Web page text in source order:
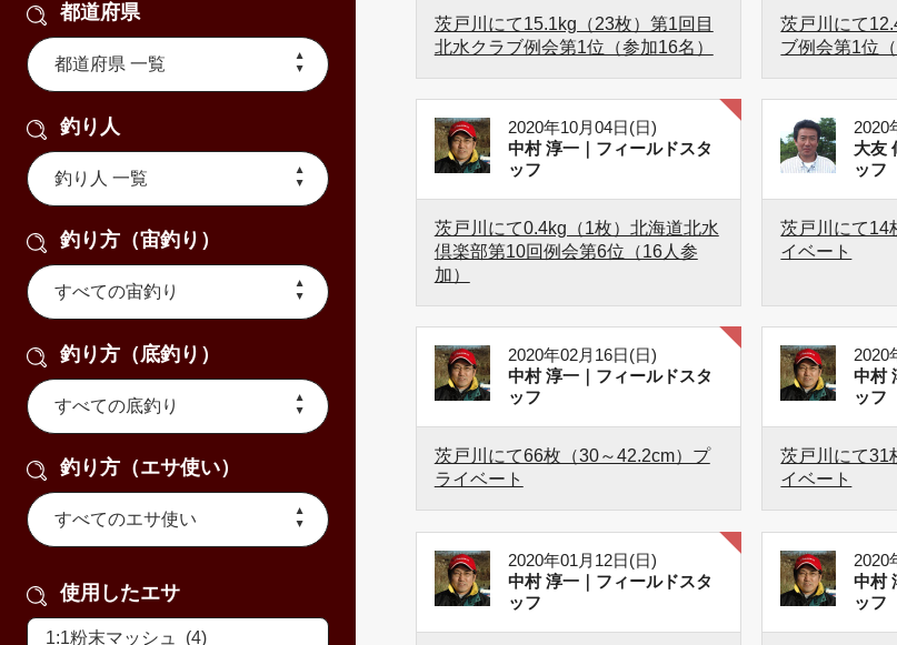
都道府県
釣り人
釣り方（宙釣り）
釣り方（底釣り）
釣り方（エサ使い）
使用したエサ
茨戸川にて15.1kg（23枚）第1回目
北水クラブ例会第1位（参加16名）
茨戸川にて
ブ例会第1位
2020年10月04日(日)
中村 淳一｜フィールドスタ
ッフ
茨戸川にて0.4kg（1枚）北海道北水
倶楽部第10回例会第6位（16人参
加）
2020
大友
ッフ
茨戸川にて14
イベート
2020年02月16日(日)
中村 淳一｜フィールドスタ
ッフ
茨戸川にて66枚（30～42.2cm）プ
ライベート
2020
中村
ッフ
茨戸川にて31
イベート
2020年01月12日(日)
中村 淳一｜フィールドスタ
ッフ
2020
中村
ッフ